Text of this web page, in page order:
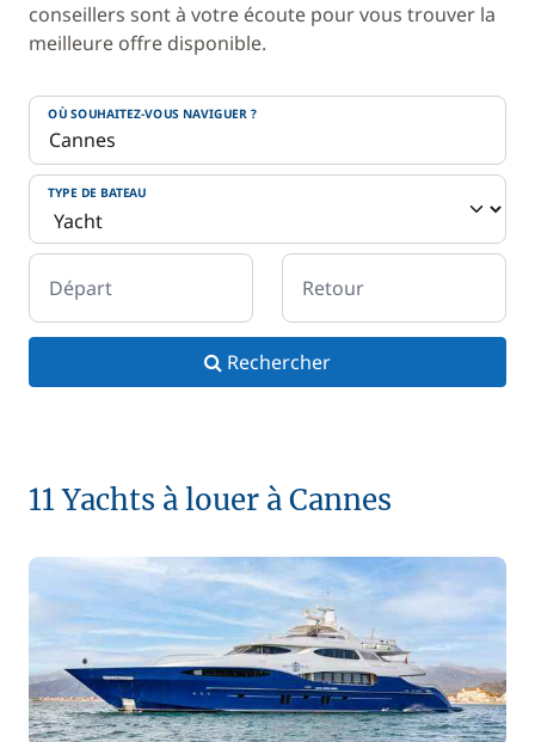
conseillers sont à votre écoute pour vous trouver la
meilleure offre disponible.
OÙ SOUHAITEZ-VOUS NAVIGUER ?
TYPE DE BATEAU
Départ Retour
Rechercher
11 Yachts à louer à Cannes